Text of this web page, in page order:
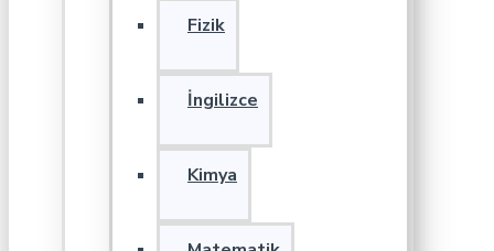
Fizik
İngilizce
Kimya